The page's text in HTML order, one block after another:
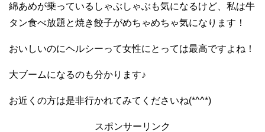
綿あめが乗っているしゃぶしゃぶも気になるけど、私は牛
タン食べ放題と焼き餃子がめちゃめちゃ気になります！
おいしいのにヘルシーって女性にとっては最高ですよね！
大ブームになるのも分かります♪
お近くの方は是非行かれてみてくださいね(*^^*)
スポンサーリンク